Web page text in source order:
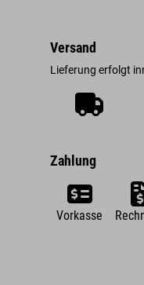
Versand
Lieferung erfolgt
Zahlung
Vorkasse